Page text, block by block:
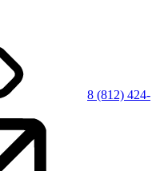
8 (812) 424-